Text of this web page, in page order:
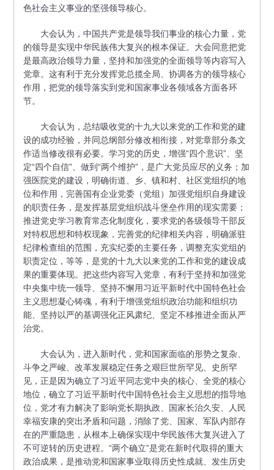
色社会主义事业的坚强领导核心。
大会认为，中国共产党是领导我们事业的核心力量，党
的领导是实现中华民族伟大复兴的根本保证。大会同意把党
是最高政治领导力量，坚持和加强党的全面领导等内容写入
党章。这有利于充分发挥党总揽全局、协调各方的领导核心
作用，把党的领导落实到党和国家事业各领域各方面各环
节。
大会认为，总结吸收党的十九大以来党的工作和党的建
设的成功经验，并同总纲部分修改相衔接，对党章部分条文
作适当修改很有必要。学习党的历史，增强“四个意识”、坚
定“四个自信”、做到“两个维护”，是广大党员应尽的义务；加
强医院党的建设，明确街道、乡、镇和村、社区党组织的地
位和作用，完善国有企业党委（党组）加强党组织自身建设
的职责任务，是发挥基层党组织战斗堡垒作用的现实需要；
推进党史学习教育常态化制度化，要求党的各级领导干部反
对特权思想和特权现象，完善党的纪律相关内容，明确派驻
纪律检查组的范围，充实纪委的主要任务，调整充实党组的
职责定位，等等，是党的十九大以来党的工作和党的建设成
果的重要体现。把这些内容写入党章，有利于坚持和加强党
中央集中统一领导、坚持不懈用习近平新时代中国特色社会
主义思想凝心铸魂，有利于增强党组织政治功能和组织功
能、坚持以严的基调强化正风肃纪、坚定不移推进全面从严
治党。
大会认为，进入新时代，党和国家面临的形势之复杂、
斗争之严峻、改革发展稳定任务之艰巨世所罕见、史所罕
见，正是因为确立了习近平同志党中央的核心、全党的核心
地位，确立了习近平新时代中国特色社会主义思想的指导地
位，党才有力解决了影响党长期执政、国家长治久安、人民
幸福安康的突出矛盾和问题，消除了党、国家、军队内部存
在的严重隐患，从根本上确保实现中华民族伟大复兴进入了
不可逆转的历史进程。“两个确立”是党在新时代取得的重大
政治成果，是推动党和国家事业取得历史性成就、发生历史